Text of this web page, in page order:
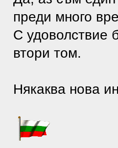
преди много
С удоволствие
втори том.
Някаква нова